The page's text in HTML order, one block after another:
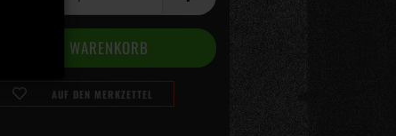
AUF DEN MERKZETTEL